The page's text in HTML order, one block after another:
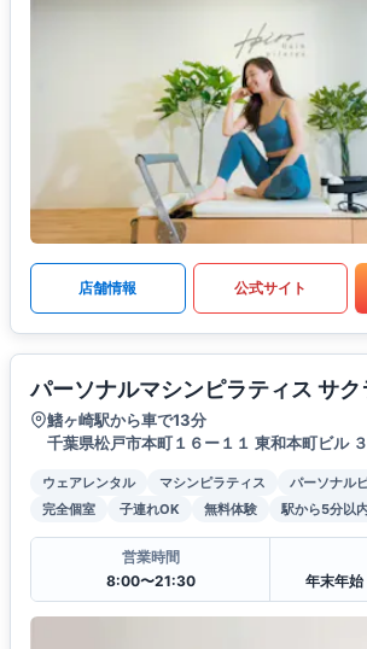
店舗情報 公式サイト
パーソナルマシンピラティス サ
鰭ヶ崎駅から車で13分
千葉県松戸市本町１６ー１１ 東和本町ビル
ウェアレンタル マシンピラティス
パーソナル
完全個室
子連れOK 無料体験 駅から5分以
営業時間
8:00〜21:30
年末年